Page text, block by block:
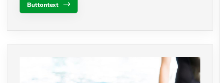
Buttontext